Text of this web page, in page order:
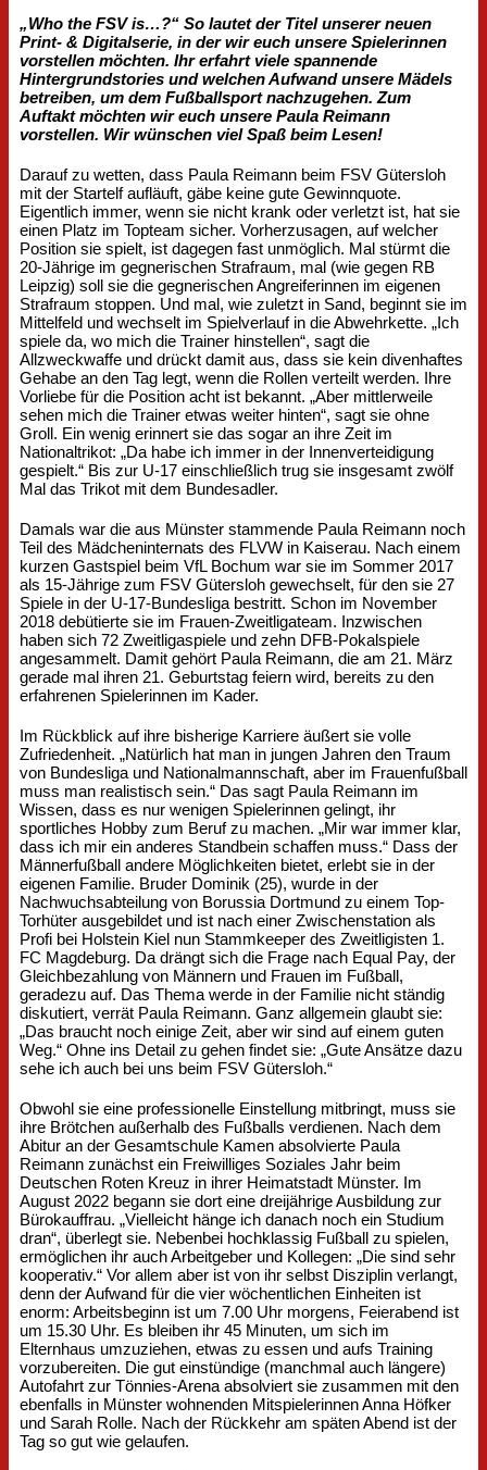
„Who the FSV is…?“ So lautet der Titel unserer neuen
Print- & Digitalserie, in der wir euch unsere Spielerinnen
vorstellen möchten. Ihr erfahrt viele spannende
Hintergrundstories und welchen Aufwand unsere Mädels
betreiben, um dem Fußballsport nachzugehen. Zum
Auftakt möchten wir euch unsere Paula Reimann
vorstellen. Wir wünschen viel Spaß beim Lesen!
Darauf zu wetten, dass Paula Reimann beim FSV Gütersloh
mit der Startelf aufläuft, gäbe keine gute Gewinnquote.
Eigentlich immer, wenn sie nicht krank oder verletzt ist, hat sie
einen Platz im Topteam sicher. Vorherzusagen, auf welcher
Position sie spielt, ist dagegen fast unmöglich. Mal stürmt die
20-Jährige im gegnerischen Strafraum, mal (wie gegen RB
Leipzig) soll sie die gegnerischen Angreiferinnen im eigenen
Strafraum stoppen. Und mal, wie zuletzt in Sand, beginnt sie im
Mittelfeld und wechselt im Spielverlauf in die Abwehrkette. „Ich
spiele da, wo mich die Trainer hinstellen“, sagt die
Allzweckwaffe und drückt damit aus, dass sie kein divenhaftes
Gehabe an den Tag legt, wenn die Rollen verteilt werden. Ihre
Vorliebe für die Position acht ist bekannt. „Aber mittlerweile
sehen mich die Trainer etwas weiter hinten“, sagt sie ohne
Groll. Ein wenig erinnert sie das sogar an ihre Zeit im
Nationaltrikot: „Da habe ich immer in der Innenverteidigung
gespielt.“ Bis zur U-17 einschließlich trug sie insgesamt zwölf
Mal das Trikot mit dem Bundesadler.
Damals war die aus Münster stammende Paula Reimann noch
Teil des Mädcheninternats des FLVW in Kaiserau. Nach einem
kurzen Gastspiel beim VfL Bochum war sie im Sommer 2017
als 15-Jährige zum FSV Gütersloh gewechselt, für den sie 27
Spiele in der U-17-Bundesliga bestritt. Schon im November
2018 debütierte sie im Frauen-Zweitligateam. Inzwischen
haben sich 72 Zweitligaspiele und zehn DFB-Pokalspiele
angesammelt. Damit gehört Paula Reimann, die am 21. März
gerade mal ihren 21. Geburtstag feiern wird, bereits zu den
erfahrenen Spielerinnen im Kader.
Im Rückblick auf ihre bisherige Karriere äußert sie volle
Zufriedenheit. „Natürlich hat man in jungen Jahren den Traum
von Bundesliga und Nationalmannschaft, aber im Frauenfußball
muss man realistisch sein.“ Das sagt Paula Reimann im
Wissen, dass es nur wenigen Spielerinnen gelingt, ihr
sportliches Hobby zum Beruf zu machen. „Mir war immer klar,
dass ich mir ein anderes Standbein schaffen muss.“ Dass der
Männerfußball andere Möglichkeiten bietet, erlebt sie in der
eigenen Familie. Bruder Dominik (25), wurde in der
Nachwuchsabteilung von Borussia Dortmund zu einem Top-
Torhüter ausgebildet und ist nach einer Zwischenstation als
Profi bei Holstein Kiel nun Stammkeeper des Zweitligisten 1.
FC Magdeburg. Da drängt sich die Frage nach Equal Pay, der
Gleichbezahlung von Männern und Frauen im Fußball,
geradezu auf. Das Thema werde in der Familie nicht ständig
diskutiert, verrät Paula Reimann. Ganz allgemein glaubt sie:
„Das braucht noch einige Zeit, aber wir sind auf einem guten
Weg.“ Ohne ins Detail zu gehen findet sie: „Gute Ansätze dazu
sehe ich auch bei uns beim FSV Gütersloh.“
Obwohl sie eine professionelle Einstellung mitbringt, muss sie
ihre Brötchen außerhalb des Fußballs verdienen. Nach dem
Abitur an der Gesamtschule Kamen absolvierte Paula
Reimann zunächst ein Freiwilliges Soziales Jahr beim
Deutschen Roten Kreuz in ihrer Heimatstadt Münster. Im
August 2022 begann sie dort eine dreijährige Ausbildung zur
Bürokauffrau. „Vielleicht hänge ich danach noch ein Studium
dran“, überlegt sie. Nebenbei hochklassig Fußball zu spielen,
ermöglichen ihr auch Arbeitgeber und Kollegen: „Die sind sehr
kooperativ.“ Vor allem aber ist von ihr selbst Disziplin verlangt,
denn der Aufwand für die vier wöchentlichen Einheiten ist
enorm: Arbeitsbeginn ist um 7.00 Uhr morgens, Feierabend ist
um 15.30 Uhr. Es bleiben ihr 45 Minuten, um sich im
Elternhaus umzuziehen, etwas zu essen und aufs Training
vorzubereiten. Die gut einstündige (manchmal auch längere)
Autofahrt zur Tönnies-Arena absolviert sie zusammen mit den
ebenfalls in Münster wohnenden Mitspielerinnen Anna Höfker
und Sarah Rolle. Nach der Rückkehr am späten Abend ist der
Tag so gut wie gelaufen.